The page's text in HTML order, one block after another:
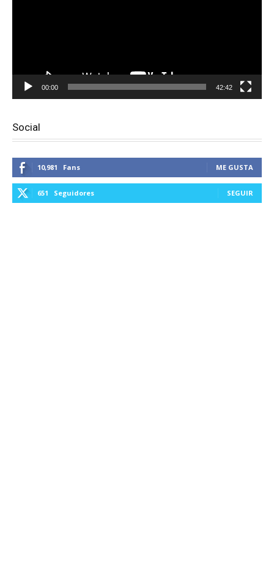
00:00 42:42
Social
10,981 Fans ME GUSTA
651 Seguidores SEGUIR